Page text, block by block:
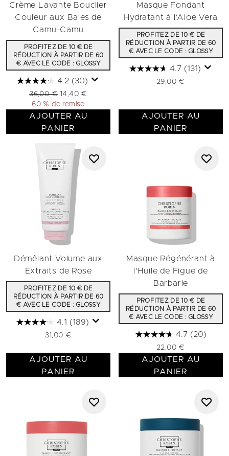
Crème Lavante Bouclier
Couleur aux Baies de
Camu-Camu
PROFITEZ DE 10 € DE
RÉDUCTION À PARTIR DE 60
€ AVEC LE CODE : GLOSSY
4.2 (30)
Prix de vente :
36,00 € Prix ​​actuel :
14,40 €
60 % de remise
AJOUTER AU
PANIER
Masque Fondant
Hydratant à l'Aloe Vera
PROFITEZ DE 10 € DE
RÉDUCTION À PARTIR DE 60
€ AVEC LE CODE : GLOSSY
4.7 (131)
29,00 €
AJOUTER AU
PANIER
Démêlant Volume aux
Extraits de Rose
PROFITEZ DE 10 € DE
RÉDUCTION À PARTIR DE 60
€ AVEC LE CODE : GLOSSY
4.1 (189)
31,00 €
AJOUTER AU
PANIER
Masque Régénérant à
l'Huile de Figue de
Barbarie
PROFITEZ DE 10 € DE
RÉDUCTION À PARTIR DE 60
€ AVEC LE CODE : GLOSSY
4.7 (20)
22,00 €
AJOUTER AU
PANIER